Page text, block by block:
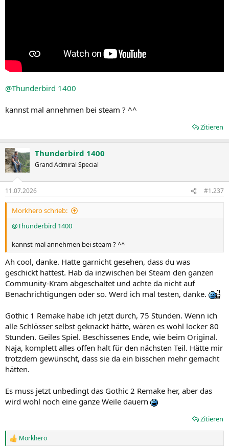
@Thunderbird 1400
kannst mal annehmen bei steam ? ^^
Zitieren
Thunderbird 1400
Grand Admiral Special
11.07.2026 #1.237
Morkhero schrieb:
@Thunderbird 1400
kannst mal annehmen bei steam ? ^^
Ah cool, danke. Hatte garnicht gesehen, dass du was
geschickt hattest. Hab da inzwischen bei Steam den ganzen
Community-Kram abgeschaltet und achte da nicht auf
Benachrichtigungen oder so. Werd ich mal testen, danke.
Gothic 1 Remake habe ich jetzt durch, 75 Stunden. Wenn ich
alle Schlösser selbst geknackt hätte, wären es wohl locker 80
Stunden. Geiles Spiel. Beschissenes Ende, wie beim Original.
Naja, komplett alles offen halt für den nächsten Teil. Hätte mir
trotzdem gewünscht, dass sie da ein bisschen mehr gemacht
hätten.
Es muss jetzt unbedingt das Gothic 2 Remake her, aber das
wird wohl noch eine ganze Weile dauern
Zitieren
R
Morkhero